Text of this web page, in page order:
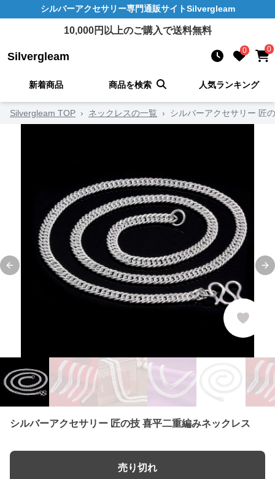
シルバーアクセサリー専門通販サイトSilvergleam
10,000円以上のご購入で送料無料
Silvergleam 0 0
新着商品 商品を検索 人気ランキング
Silvergleam TOP › ネックレスの一覧 › シルバーアクセサリー 匠
Previous slide
シルバーアクセサリー 匠の技 喜平二重編みネックレス
売り切れ